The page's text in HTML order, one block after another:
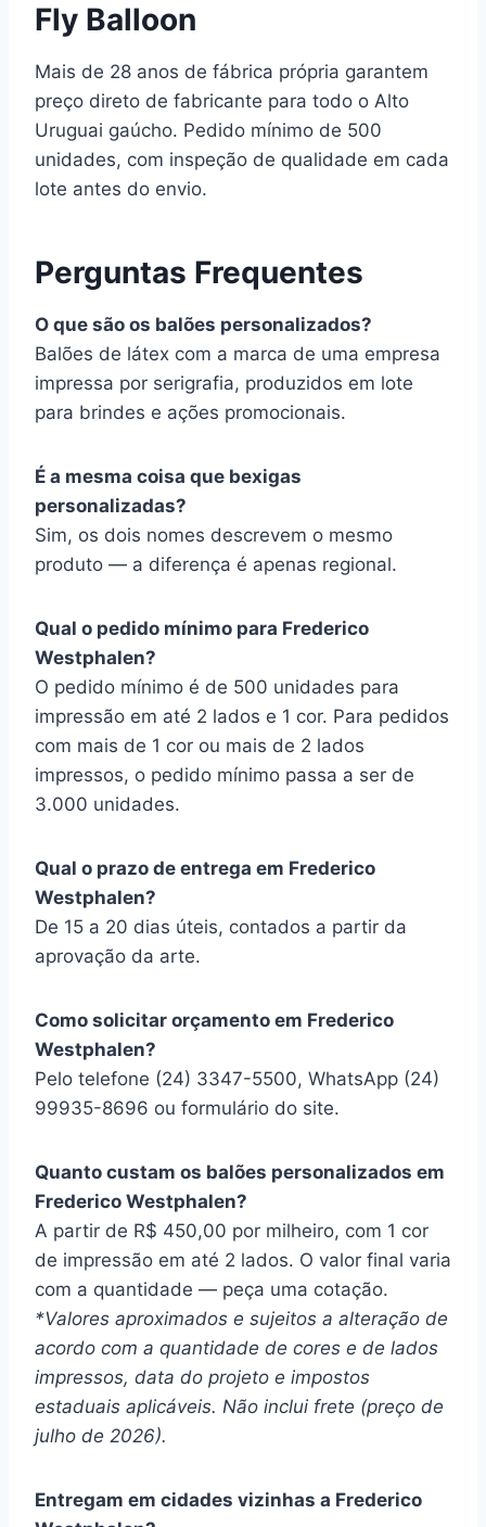
Fly Balloon
Mais de 28 anos de fábrica própria garantem
preço direto de fabricante para todo o Alto
Uruguai gaúcho. Pedido mínimo de 500
unidades, com inspeção de qualidade em cada
lote antes do envio.
Perguntas Frequentes
O que são os balões personalizados?
Balões de látex com a marca de uma empresa
impressa por serigrafia, produzidos em lote
para brindes e ações promocionais.
É a mesma coisa que bexigas
personalizadas?
Sim, os dois nomes descrevem o mesmo
produto — a diferença é apenas regional.
Qual o pedido mínimo para Frederico
Westphalen?
O pedido mínimo é de 500 unidades para
impressão em até 2 lados e 1 cor. Para pedidos
com mais de 1 cor ou mais de 2 lados
impressos, o pedido mínimo passa a ser de
3.000 unidades.
Qual o prazo de entrega em Frederico
Westphalen?
De 15 a 20 dias úteis, contados a partir da
aprovação da arte.
Como solicitar orçamento em Frederico
Westphalen?
Pelo telefone (24) 3347-5500, WhatsApp (24)
99935-8696 ou formulário do site.
Quanto custam os balões personalizados em
Frederico Westphalen?
A partir de R$ 450,00 por milheiro, com 1 cor
de impressão em até 2 lados. O valor final varia
com a quantidade — peça uma cotação.
*Valores aproximados e sujeitos a alteração de
acordo com a quantidade de cores e de lados
impressos, data do projeto e impostos
estaduais aplicáveis. Não inclui frete (preço de
julho de 2026).
Entregam em cidades vizinhas a Frederico